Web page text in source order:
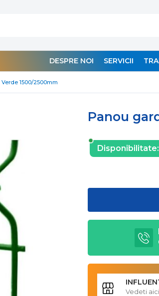
DESPRE NOI SERVICII
1500/2500mm
Panou
Disponibilitate:
Vedeti